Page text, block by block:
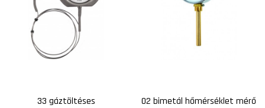
33 gáztöltéses
02 bimetál hőmérséklet mérő